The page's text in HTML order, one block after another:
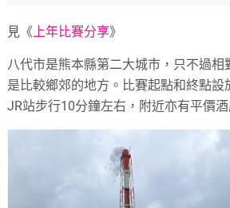
見《上年比賽分享》
八代市是熊本縣第二大城市，只不過相
是比較鄉郊的地方。比賽起點和終點設
JR站步行10分鐘左右，附近亦有平價酒